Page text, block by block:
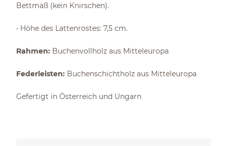
Bettmaß (kein Knirschen).
• Höhe des Lattenrostes: 7,5 cm.
Rahmen: Buchenvollholz aus Mitteleuropa
Federleisten: Buchenschichtholz aus Mitteleuropa
Gefertigt in Österreich und Ungarn